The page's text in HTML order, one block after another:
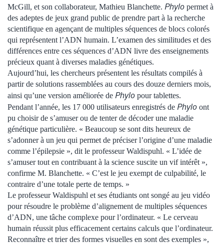
McGill, et son collaborateur, Mathieu Blanchette. Phylo permet à
des adeptes de jeux grand public de prendre part à la recherche
scientifique en agençant de multiples séquences de blocs colorés
qui représentent l’ADN humain. L’examen des similitudes et des
différences entre ces séquences d’ADN livre des enseignements
précieux quant à diverses maladies génétiques.
Aujourd’hui, les chercheurs présentent les résultats compilés à
partir de solutions rassemblées au cours des douze derniers mois,
ainsi qu’une version améliorée de Phylo pour tablettes.
Pendant l’année, les 17 000 utilisateurs enregistrés de Phylo ont
pu choisir de s’amuser ou de tenter de décoder une maladie
génétique particulière. « Beaucoup se sont dits heureux de
s’adonner à un jeu qui permet de préciser l’origine d’une maladie
comme l’épilepsie », dit le professeur Waldispuhl. « L’idée de
s’amuser tout en contribuant à la science suscite un vif intérêt »,
confirme M. Blanchette. « C’est le jeu exempt de culpabilité, le
contraire d’une totale perte de temps. »
Le professeur Waldispuhl et ses étudiants ont songé au jeu vidéo
pour résoudre le problème d’alignement de multiples séquences
d’ADN, une tâche complexe pour l’ordinateur. « Le cerveau
humain réussit plus efficacement certains calculs que l’ordinateur.
Reconnaître et trier des formes visuelles en sont des exemples »,